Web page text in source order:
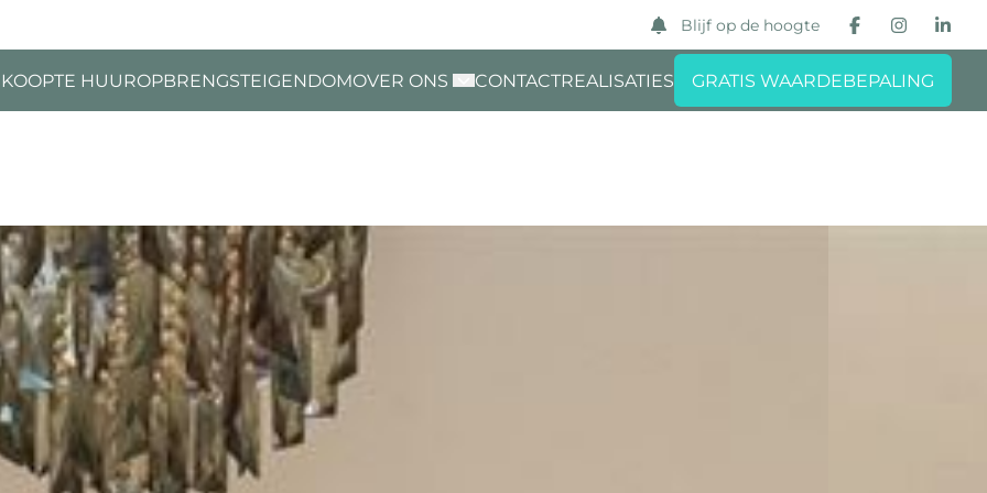
Blijf op de hoogte
TE HUUROPBRENGSTEIGENDOMOVER ONS CONTACTREALISATIES GRATIS WAARDEBEPALING